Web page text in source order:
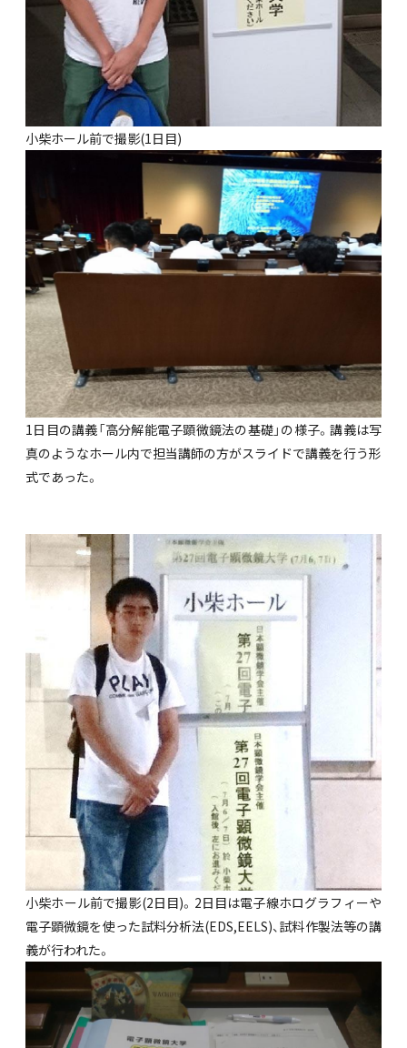
小柴ホール前で撮影(1日目)
1日目の講義「高分解能電子顕微鏡法の基礎」の様子。講義は写
真のようなホール内で担当講師の方がスライドで講義を行う形
式であった。
小柴ホール前で撮影(2日目)。2日目は電子線ホログラフィーや
電子顕微鏡を使った試料分析法(EDS,EELS)、試料作製法等の講
義が行われた。